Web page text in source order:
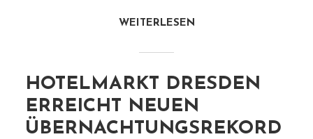
WEITERLESEN
HOTELMARKT DRESDEN
ERREICHT NEUEN
ÜBERNACHTUNGSREKORD